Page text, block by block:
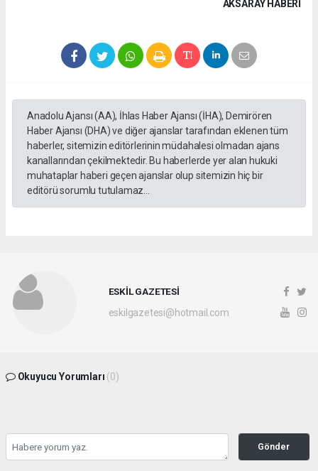
AKSARAY HABERİ
Anadolu Ajansı (AA), İhlas Haber Ajansı (İHA), Demirören
Haber Ajansı (DHA) ve diğer ajanslar tarafından eklenen tüm
haberler, sitemizin editörlerinin müdahalesi olmadan ajans
kanallarından çekilmektedir. Bu haberlerde yer alan hukuki
muhataplar haberi geçen ajanslar olup sitemizin hiç bir
editörü sorumlu tutulamaz...
ESKİL GAZETESİ
eskilgazetesi@hotmail.com
Okuyucu Yorumları (0)
Gönder